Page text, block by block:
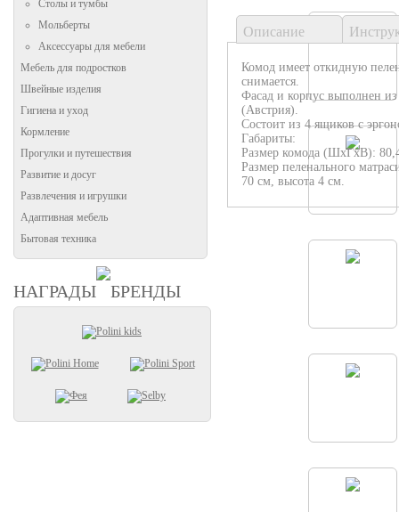
Столы и тумбы
Мольберты
Аксессуары для мебели
Мебель для подростков
Швейные изделия
Гигиена и уход
Кормление
Прогулки и путешествия
Развитие и досуг
Развлечения и игрушки
Адаптивная мебель
Бытовая техника
НАГРАДЫ БРЕНДЫ
Описание
Комод имеет откидную
снимается.
Фасад и корпус выполнен
(Австрия).
Состоит из 4 ящиков с
Габариты:
Размер комода (ШхГхВ):
Размер пеленального
70 см, высота 4 см.